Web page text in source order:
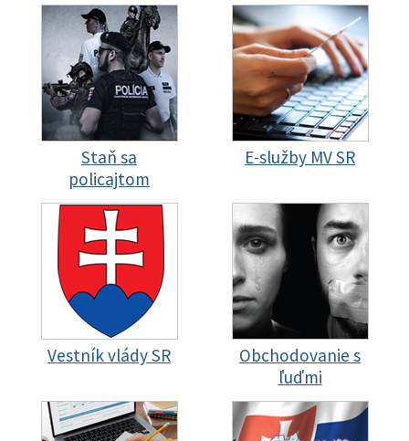
Staň sa
policajtom
E-služby MV SR
Vestník vlády SR
Obchodovanie s
ľuďmi